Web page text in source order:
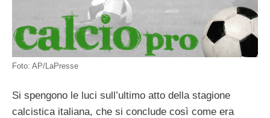
Foto: AP/LaPresse
Si spengono le luci sull’ultimo atto della stagione
calcistica italiana, che si conclude così come era